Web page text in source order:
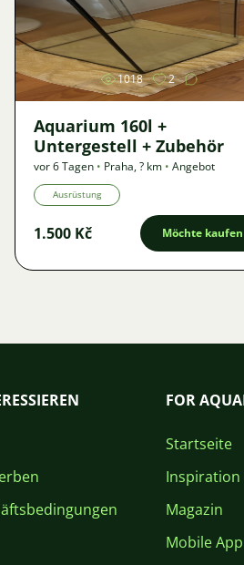
Bild
1018 2
Aquarium 160l +
Untergestell + Zubehör
vor 6 Tagen • Praha,? km • Angebot
Ausrüstung
1.500 Kč Möchte kaufen
FOR
Startseite
Inspiration
Magazin
Mobile App